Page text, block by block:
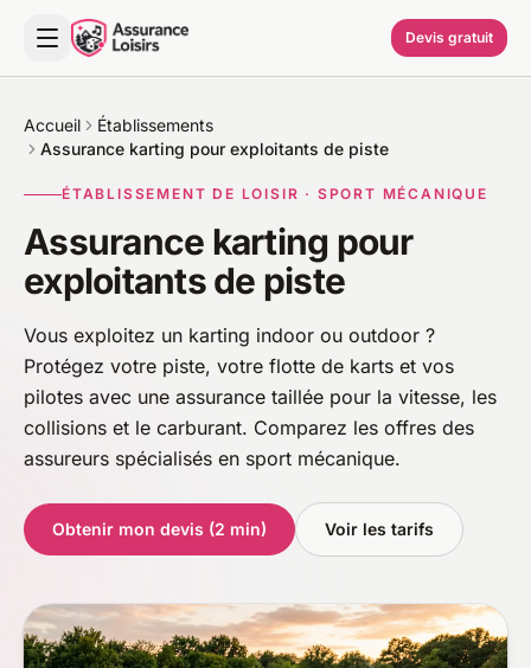
Devis gratuit
Accueil
Établissements
Assurance karting pour exploitants de piste
ÉTABLISSEMENT DE LOISIR · SPORT MÉCANIQUE
Assurance karting pour
exploitants de piste
Vous exploitez un karting indoor ou outdoor ?
Protégez votre piste, votre flotte de karts et vos
pilotes avec une assurance taillée pour la vitesse, les
collisions et le carburant. Comparez les offres des
assureurs spécialisés en sport mécanique.
Obtenir mon devis (2 min) Voir les tarifs